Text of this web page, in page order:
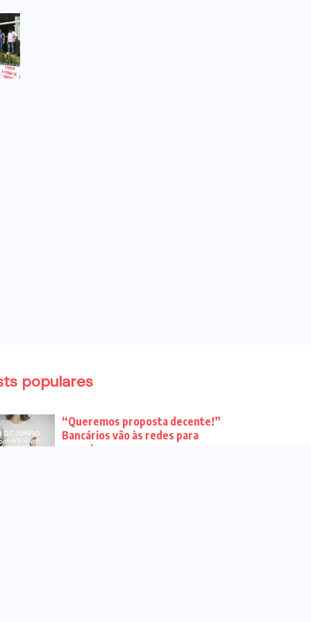
populares
“Queremos proposta decente!”
Bancários vão às redes para
pressionar a...